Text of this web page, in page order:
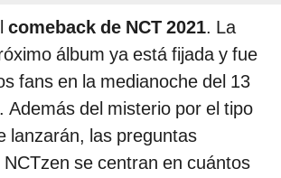
comeback de NCT 2021. La
álbum ya está fijada y fue
fans en la medianoche del 13
Además del misterio por el tipo
lanzarán, las preguntas
se centran en cuántos